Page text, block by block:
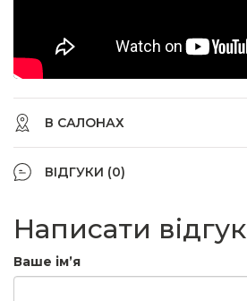
В САЛОНАХ
ВІДГУКИ (0)
Написати відгук
Ваше ім’я